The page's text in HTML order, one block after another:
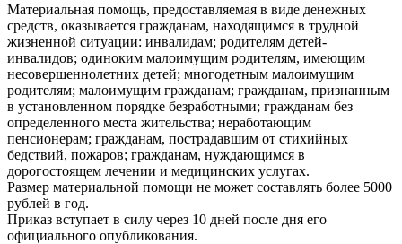
Материальная помощь, предоставляемая в виде денежных
средств, оказывается гражданам, находящимся в трудной
жизненной ситуации: инвалидам; родителям детей-
инвалидов; одиноким малоимущим родителям, имеющим
несовершеннолетних детей; многодетным малоимущим
родителям; малоимущим гражданам; гражданам, признанным
в установленном порядке безработными; гражданам без
определенного места жительства; неработающим
пенсионерам; гражданам, пострадавшим от стихийных
бедствий, пожаров; гражданам, нуждающимся в
дорогостоящем лечении и медицинских услугах.
Размер материальной помощи не может составлять более 5000
рублей в год.
Приказ вступает в силу через 10 дней после дня его
официального опубликования.